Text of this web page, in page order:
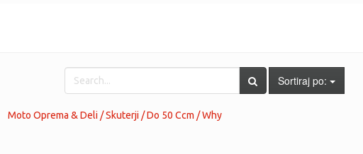
Sortiraj po:
Moto Oprema & Deli / Skuterji / Do 50 Ccm / Why